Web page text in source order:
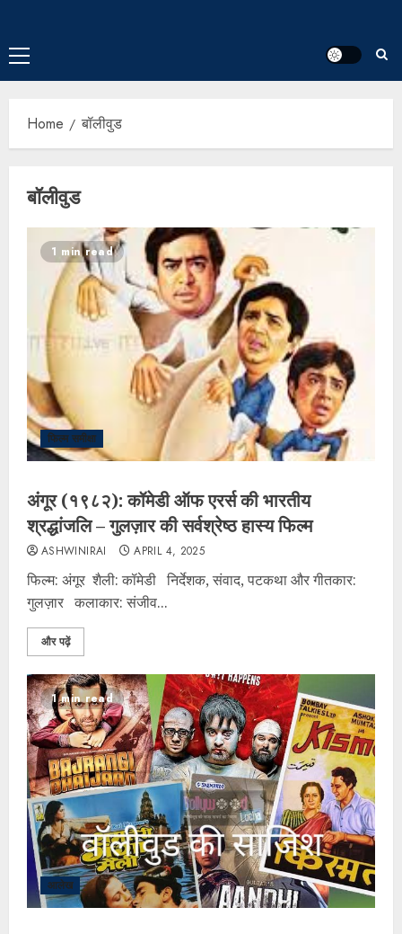
Home बॉलीवुड
बॉलीवुड
1 min read
फिल्म समीक्षा
अंगूर (१९८२): कॉमेडी ऑफ एरर्स की भारतीय
श्रद्धांजलि – गुलज़ार की सर्वश्रेष्ठ हास्य फिल्म
ASHWINIRAI APRIL 4, 2025
फिल्म: अंगूर शैली: कॉमेडी निर्देशक, संवाद, पटकथा और गीतकार:
गुलज़ार कलाकार: संजीव...
और पढ़ें
1 min read
आलेख